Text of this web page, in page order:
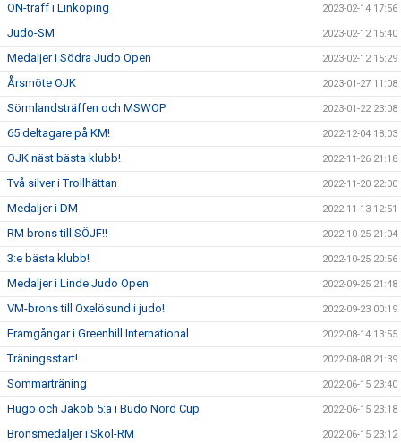
ON-träff i Linköping 2023-02-14 17:56
Judo-SM 2023-02-12 15:40
Medaljer i Södra Judo Open 2023-02-12 15:29
Årsmöte OJK 2023-01-27 11:08
Sörmlandsträffen och MSWOP 2023-01-22 23:08
65 deltagare på KM! 2022-12-04 18:03
OJK näst bästa klubb! 2022-11-26 21:18
Två silver i Trollhättan 2022-11-20 22:00
Medaljer i DM 2022-11-13 12:51
RM brons till SÖJF!! 2022-10-25 21:04
3:e bästa klubb! 2022-10-25 20:56
Medaljer i Linde Judo Open 2022-09-25 21:48
VM-brons till Oxelösund i judo! 2022-09-23 00:19
Framgångar i Greenhill International 2022-08-14 13:55
Träningsstart! 2022-08-08 21:39
Sommarträning 2022-06-15 23:40
Hugo och Jakob 5:a i Budo Nord Cup 2022-06-15 23:18
Bronsmedaljer i Skol-RM 2022-06-15 23:12